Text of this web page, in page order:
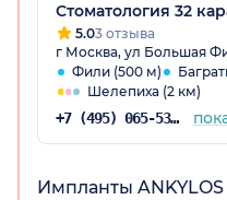
Стоматология 32
5.03 отзыва
г Москва, ул Большая
Фили (500 м)
Шелепиха (2 км)
+7 (495) 065-53-94
Импланты ANKYLOS